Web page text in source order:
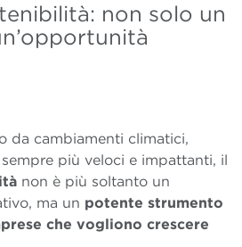
non solo un
da cambiamenti climatici,
più veloci e impattanti, il
non è più soltanto un
ma un potente strumento
che vogliono crescere